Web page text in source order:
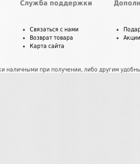
Служба поддержки
Связаться с нами
Возврат товара
Карта сайта
Акции
наличными при получении, либо другим